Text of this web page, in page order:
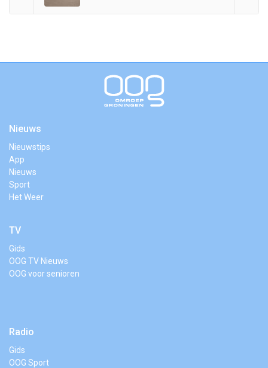
Nieuws
Nieuwstips
App
Nieuws
Sport
Het Weer
TV
Gids
OOG TV Nieuws
OOG voor senioren
Radio
Gids
OOG Sport